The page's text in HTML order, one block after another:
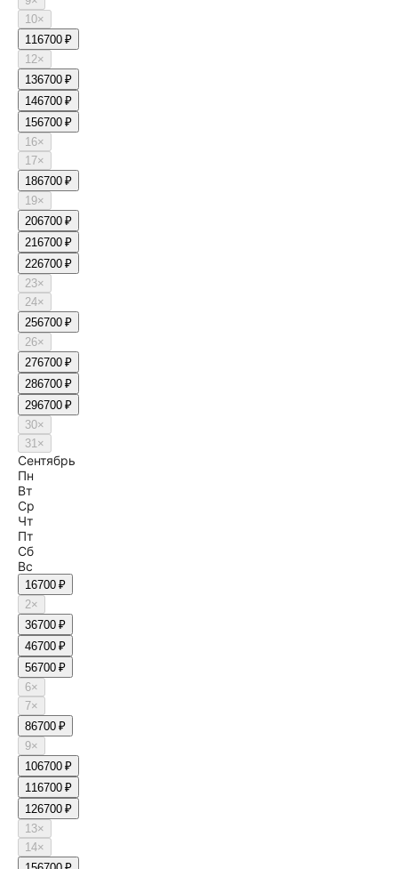
10×
116700 ₽
12×
136700 ₽
146700 ₽
156700 ₽
16×
17×
186700 ₽
19×
206700 ₽
216700 ₽
226700 ₽
23×
24×
256700 ₽
26×
276700 ₽
286700 ₽
296700 ₽
30×
31×
Сентябрь
Пн
Вт
Ср
Чт
Пт
Сб
Вс
16700 ₽
2×
36700 ₽
46700 ₽
56700 ₽
6×
7×
86700 ₽
9×
106700 ₽
116700 ₽
126700 ₽
13×
14×